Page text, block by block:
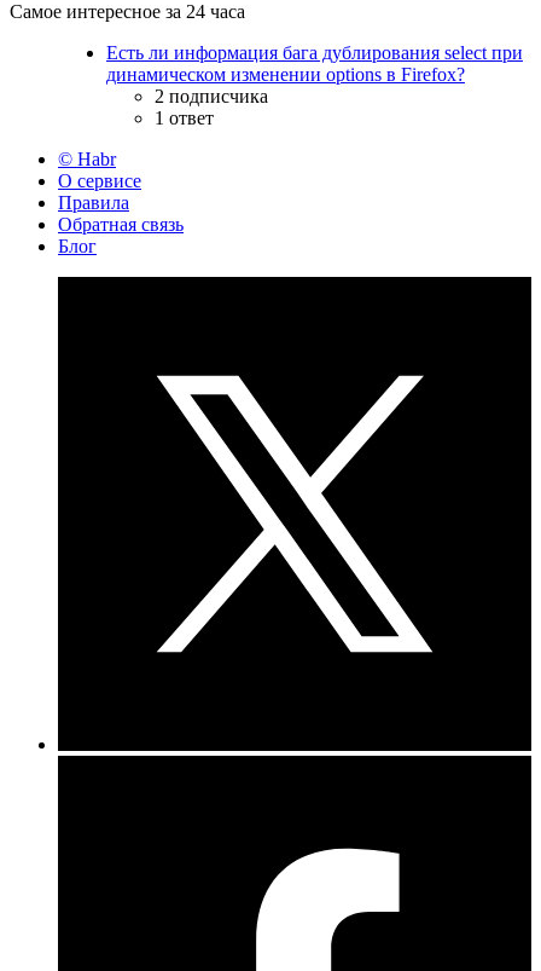
Самое интересное за 24 часа
Есть ли информация бага дублирования select при
динамическом изменении options в Firefox?
2 подписчика
1 ответ
© Habr
О сервисе
Правила
Обратная связь
Блог